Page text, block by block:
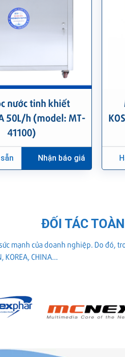
nước tinh khiết
50L/h (model: MT-
41100)
Nhận báo giá
ĐỐI TÁC
mạnh của doanh nghiệp. Do đó,
CHINA...